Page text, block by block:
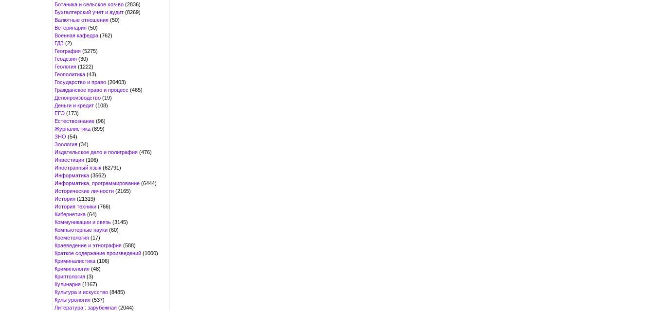
Ботаника и сельское хоз-во (2836)
Бухгалтерский учет и аудит (8269)
Валютные отношения (50)
Ветеринария (50)
Военная кафедра (762)
ГДЗ (2)
География (5275)
Геодезия (30)
Геология (1222)
Геополитика (43)
Государство и право (20403)
Гражданское право и процесс (465)
Делопроизводство (19)
Деньги и кредит (108)
ЕГЭ (173)
Естествознание (96)
Журналистика (899)
ЗНО (54)
Зоология (34)
Издательское дело и полиграфия (476)
Инвестиции (106)
Иностранный язык (62791)
Информатика (3562)
Информатика, программирование (6444)
Исторические личности (2165)
История (21319)
История техники (766)
Кибернетика (64)
Коммуникации и связь (3145)
Компьютерные науки (60)
Косметология (17)
Краеведение и этнография (588)
Краткое содержание произведений (1000)
Криминалистика (106)
Криминология (48)
Криптология (3)
Кулинария (1167)
Культура и искусство (8485)
Культурология (537)
Литература : зарубежная (2044)